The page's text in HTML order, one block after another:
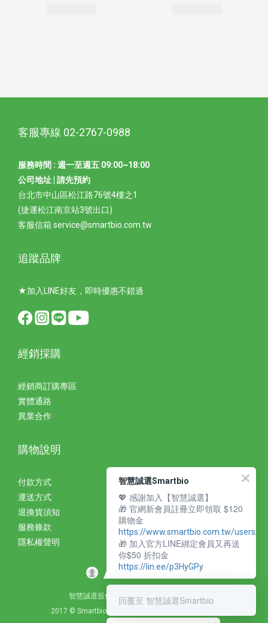
客服專線 02-2767-0988
服務時間 : 週一至週五 09:00~18:00
公司地址 | 請先預約
台北市中山區松江路76號4樓之1
(捷運松江南京站3號出口)
客服信箱 service@smartbio.com.tw
追蹤品牌
★加入LINE好友，即時優惠不錯過
經銷採購
經銷商訂購專區
實體通路
異業合作
購物說明
付款方式
運送方式
退換貨須知
服務條款
隱私權聲明
智慧誠選股份有限公司 統編：27310393
2017 © Smartbio Corporation. All Rights Reserved.
智慧誠選Smartbio
💖 感謝加入【智慧誠選】
🎁 官網新會員註冊立即領取 $120
購物金
https://www.smartbio.com.tw/users/
🎁 加入官方LINE綁定會員又再送
你$50 折扣金
https://lin.ee/p3HyGPy
回覆至 智慧誠選Smartbio